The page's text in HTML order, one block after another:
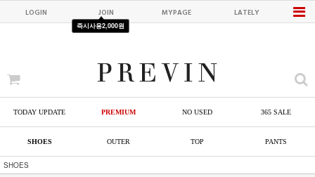
LOGIN JOIN MYPAGE LATELY
즉시사용2,000원
TODAY UPDATE PREMIUM NO USED 365 SALE
SHOES OUTER TOP PANTS
SHOES